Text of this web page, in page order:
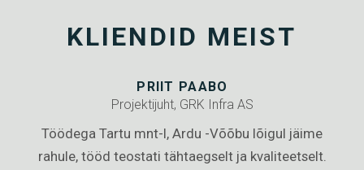
KLIENDID MEIST
PRIIT PAABO
Projektijuht, GRK Infra AS
Töödega Tartu mnt-l, Ardu -Võõbu lõigul jäime
rahule, tööd teostati tähtaegselt ja kvaliteetselt.